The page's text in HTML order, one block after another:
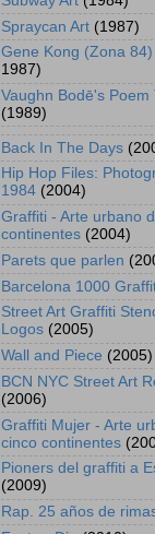
Spraycan Art (1987)
Gene Kong (Zona 84)
1987)
Vaughn Bodē's Poem
(1989)
Back In The Days
Hip Hop Files:
1984 (2004)
Graffiti - Arte urbano
continentes (2004)
Parets que parlen
Barcelona 1000
Street Art Graffiti
Logos (2005)
Wall and Piece (2005)
BCN NYC Street Art
(2006)
Graffiti Mujer - Arte
cinco continentes
Pioners del graffiti a
(2009)
Rap. 25 años de